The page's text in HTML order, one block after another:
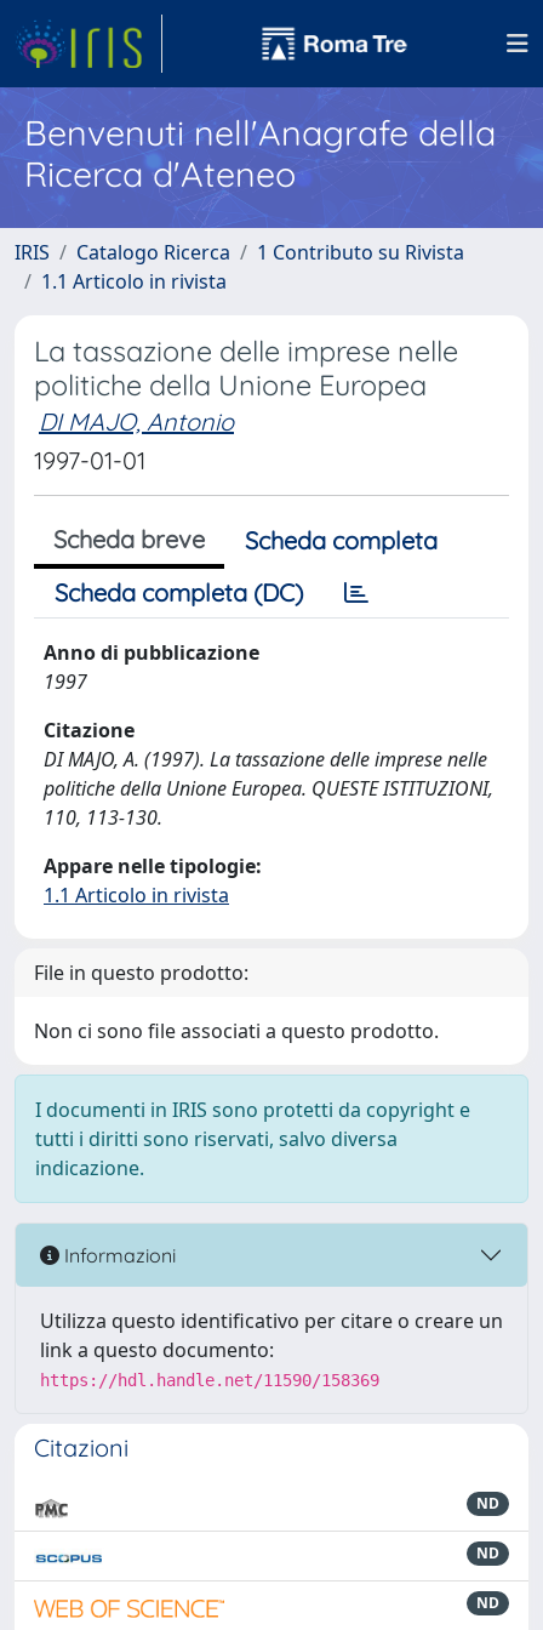
Benvenuti nell'Anagrafe della
Ricerca d'Ateneo
IRIS Catalogo Ricerca
1 Contributo su Rivista
1.1 Articolo in rivista
La tassazione delle imprese nelle
politiche della Unione Europea
DI MAJO, Antonio
1997-01-01
Scheda breve
Scheda completa
Scheda completa (DC)
Anno di pubblicazione
1997
Citazione
DI MAJO, A. (1997). La tassazione delle imprese nelle
politiche della Unione Europea. QUESTE ISTITUZIONI,
110, 113-130.
Appare nelle tipologie:
1.1 Articolo in rivista
File in questo prodotto:
Non ci sono file associati a questo prodotto.
I documenti in IRIS sono protetti da copyright e
tutti i diritti sono riservati, salvo diversa
indicazione.
Informazioni
Utilizza questo identificativo per citare o creare un
link a questo documento:
https://hdl.handle.net/11590/158369
Citazioni
ND
ND
ND